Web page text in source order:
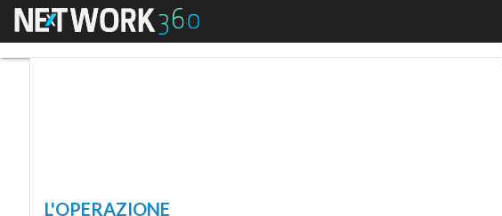
Menu
L'OPERAZIONE